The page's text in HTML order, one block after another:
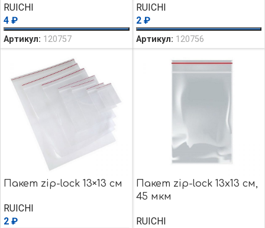
RUICHI
4 ₽
Артикул: 120757
RUICHI
2 ₽
Артикул: 120756
Пакет zip-lock 13×13 см
RUICHI
2 ₽
Пакет zip-lock 13х13 см,
45 мкм
RUICHI